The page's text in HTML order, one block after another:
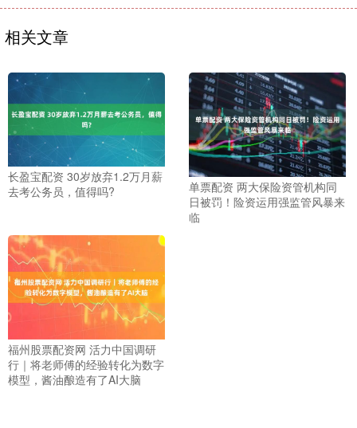
相关文章
长盈宝配资 30岁放弃1.2万月薪
去考公务员，值得吗?
单票配资 两大保险资管机构同
日被罚！险资运用强监管风暴来
临
福州股票配资网 活力中国调研
行｜将老师傅的经验转化为数字
模型，酱油酿造有了AI大脑